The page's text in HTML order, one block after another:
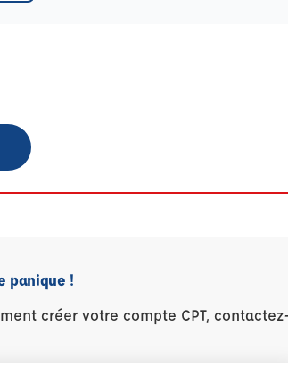
panique !
créer votre compte CPT,